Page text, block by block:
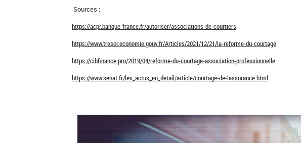
Sources :
https://acpr.banque-france.fr/autoriser/associations-de-courtiers
https://www.tresor.economie.gouv.fr/Articles/2021/12/21/la-reforme-du-courtage
https://cibfinance.pro/2019/04/reforme-du-courtage-association-professionnelle
https://www.senat.fr/les_actus_en_detail/article/courtage-de-lassurance.html